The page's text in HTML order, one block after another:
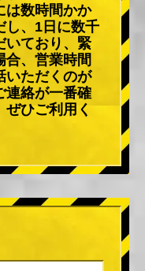
は数時間かか
し、1日に数千
いており、緊
合、営業時間
いただくのが
連絡が一番確
ひご利用く